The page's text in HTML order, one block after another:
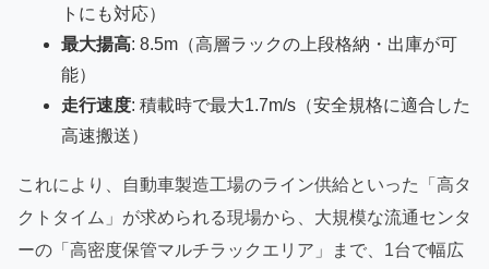
トにも対応）
最大揚高: 8.5m（高層ラックの上段格納・出庫が可
能）
走行速度: 積載時で最大1.7m/s（安全規格に適合した
高速搬送）
これにより、自動車製造工場のライン供給といった「高タ
クトタイム」が求められる現場から、大規模な流通センタ
ーの「高密度保管マルチラックエリア」まで、1台で幅広